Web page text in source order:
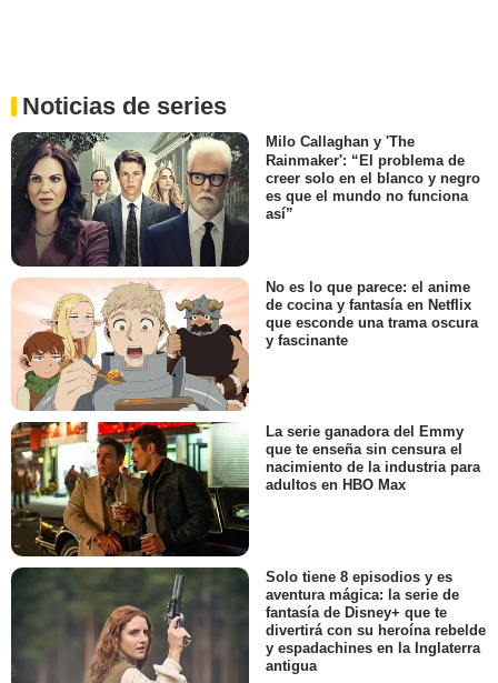
Noticias de series
Milo Callaghan y 'The
Rainmaker': “El problema de
creer solo en el blanco y negro
es que el mundo no funciona
así”
No es lo que parece: el anime
de cocina y fantasía en Netflix
que esconde una trama oscura
y fascinante
La serie ganadora del Emmy
que te enseña sin censura el
nacimiento de la industria para
adultos en HBO Max
Solo tiene 8 episodios y es
aventura mágica: la serie de
fantasía de Disney+ que te
divertirá con su heroína rebelde
y espadachines en la Inglaterra
antigua